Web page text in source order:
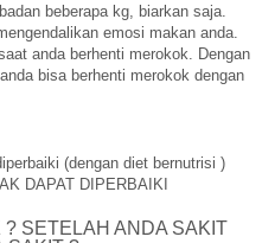
beberapa kg, biarkan saja.
emosi makan anda.
anda berhenti merokok. Dengan
bisa berhenti merokok dengan
(dengan diet bernutrisi )
DAPAT DIPERBAIKI
SETELAH ANDA SAKIT